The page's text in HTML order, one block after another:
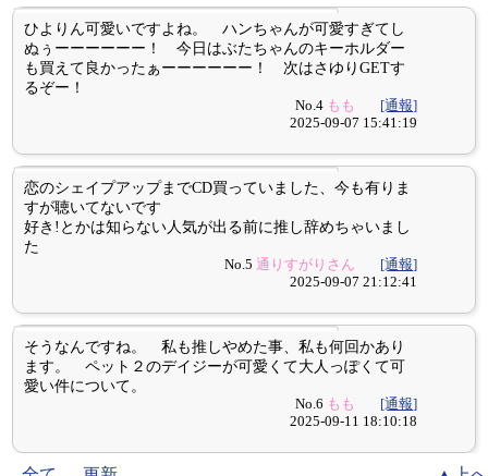
ひよりん可愛いですよね。 ハンちゃんが可愛すぎてし
ぬぅーーーーーー！ 今日はぶたちゃんのキーホルダー
も買えて良かったぁーーーーーー！ 次はさゆりGETす
るぞー！
No.4 もも
[通報]
2025-09-07 15:41:19
恋のシェイプアップまでCD買っていました、今も有りま
すが聴いてないです
好き!とかは知らない人気が出る前に推し辞めちゃいまし
た
No.5通りすがりさん
[通報]
2025-09-07 21:12:41
そうなんですね。 私も推しやめた事、私も何回かあり
ます。 ペット２のデイジーが可愛くて大人っぽくて可
愛い件について。
No.6 もも
[通報]
2025-09-11 18:10:18